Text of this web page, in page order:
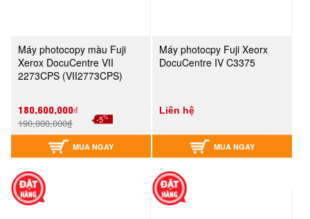
Máy photocopy màu Fuji
Xerox DocuCentre VII
2273CPS (VII2773CPS)
180,600,000₫
190,000,000₫ -5%
MUA NGAY
Máy photocpy Fuji Xeorx
DocuCentre IV C3375
Liên hệ
MUA NGAY